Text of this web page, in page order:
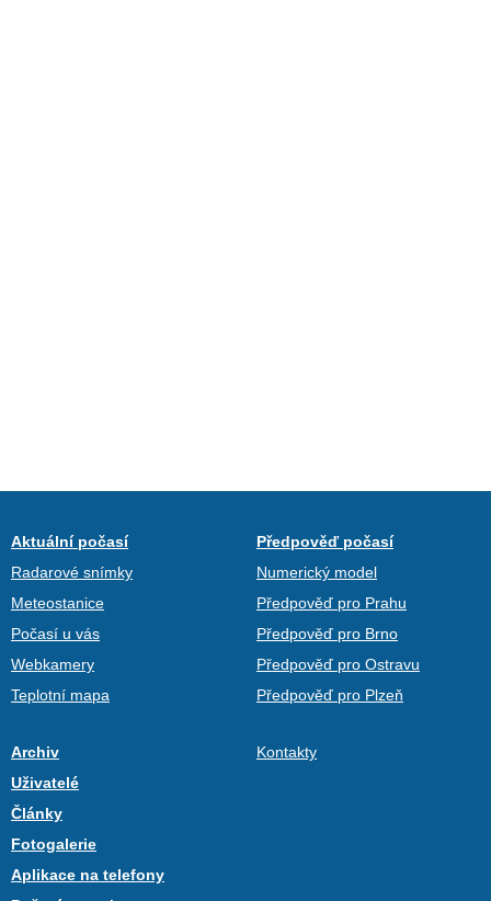
Aktuální počasí
Radarové snímky
Meteostanice
Počasí u vás
Webkamery
Teplotní mapa
Předpověď počasí
Numerický model
Předpověď pro Prahu
Předpověď pro Brno
Předpověď pro Ostravu
Předpověď pro Plzeň
Archiv
Uživatelé
Články
Fotogalerie
Aplikace na telefony
Kontakty